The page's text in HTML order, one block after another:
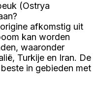
(Ostrya
afkomstig uit
kan worden
waaronder
Turkije en Iran. De
in gebieden met